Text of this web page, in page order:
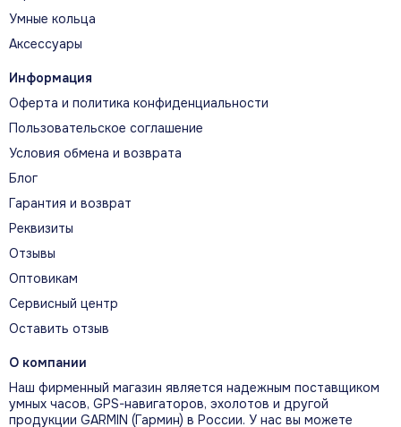
ГЛАВНЫЕ ВОЗМОЖНОСТИ
Главные преимущества модели
ВСТРОЕННЫЕ СПОРТИВНЫЕ
ПРОФИЛИ
Более 25 встроенных спортивных профилей
открытой воде, силовые тренировки и другие
занятия.
ГОРНЫЕ ЛЫЖИ И СНОУБОРД ВНЕ
автоматически различают подъёмы и спуски
и ведут раздельную статистику.
Умные кольца
Аксессуары
Информация
Оферта и политика конфиденциальности
Пользовательское соглашение
Условия обмена и возврата
Блог
Гарантия и возврат
Реквизиты
Отзывы
Оптовикам
Сервисный центр
Оставить отзыв
О компании
Наш фирменный магазин является надежным поставщиком
умных часов, GPS-навигаторов, эхолотов и другой
продукции GARMIN (Гармин) в России. У нас вы можете